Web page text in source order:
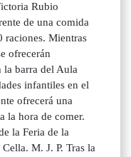
Rubio
de una comida
raciones. Mientras
ofrecerán
la barra del Aula
infantiles en el
ofrecerá una
la hora de comer.
la Feria de la
M. J. P. Tras la